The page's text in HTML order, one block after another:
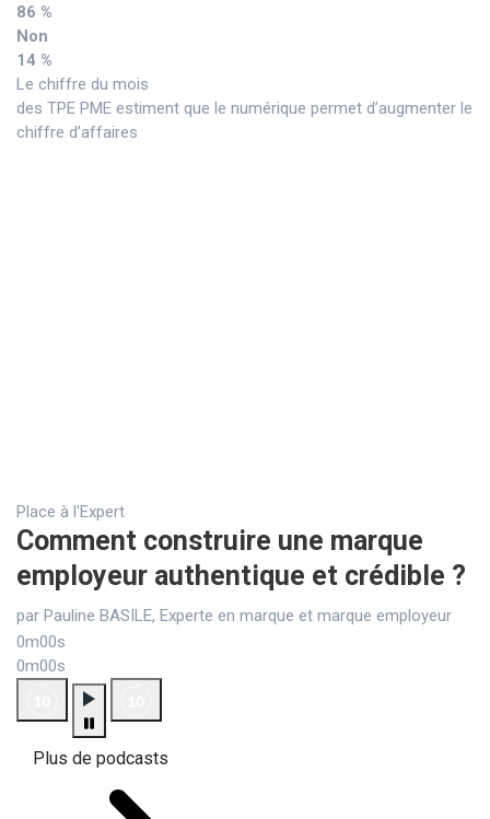
86 %
Non
14 %
Le chiffre du mois
des TPE PME estiment que le numérique permet d’augmenter le
chiffre d’affaires
Place à l'Expert
Comment construire une marque
employeur authentique et crédible ?
par Pauline BASILE, Experte en marque et marque employeur
0m00s
0m00s
Plus de podcasts